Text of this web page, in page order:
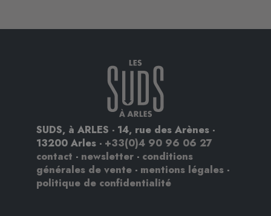
SUDS, à ARLES - 14, rue des Arènes -
13200 Arles - +33(0)4 90 96 06 27
contact - newsletter - conditions
générales de vente - mentions légales -
politique de confidentialité